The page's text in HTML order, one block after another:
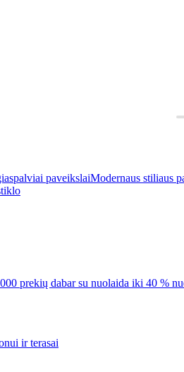
paveikslaiModernaus stiliaus
prekių dabar su nuolaida iki 40 %
ir terasai